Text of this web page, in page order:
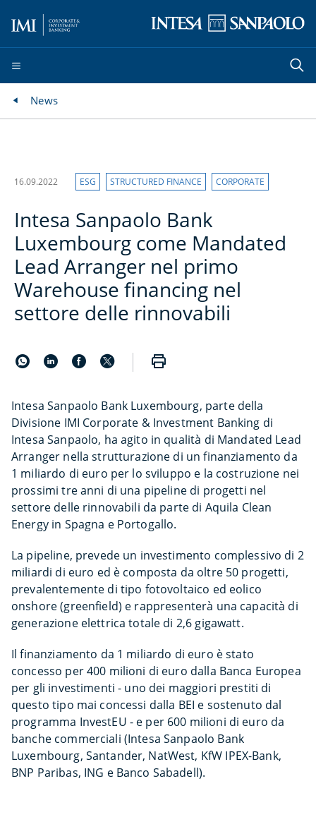
News
16.09.2022 ESG STRUCTURED FINANCE CORPORATE
Intesa Sanpaolo Bank
Luxembourg come Mandated
Lead Arranger nel primo
Warehouse financing nel
settore delle rinnovabili
Intesa Sanpaolo Bank Luxembourg, parte della
Divisione IMI Corporate & Investment Banking di
Intesa Sanpaolo, ha agito in qualità di Mandated Lead
Arranger nella strutturazione di un finanziamento da
1 miliardo di euro per lo sviluppo e la costruzione nei
prossimi tre anni di una pipeline di progetti nel
settore delle rinnovabili da parte di Aquila Clean
Energy in Spagna e Portogallo.
La pipeline, prevede un investimento complessivo di 2
miliardi di euro ed è composta da oltre 50 progetti,
prevalentemente di tipo fotovoltaico ed eolico
onshore (greenfield) e rappresenterà una capacità di
generazione elettrica totale di 2,6 gigawatt.
Il finanziamento da 1 miliardo di euro è stato
concesso per 400 milioni di euro dalla Banca Europea
per gli investimenti - uno dei maggiori prestiti di
questo tipo mai concessi dalla BEI e sostenuto dal
programma InvestEU - e per 600 milioni di euro da
banche commerciali (Intesa Sanpaolo Bank
Luxembourg, Santander, NatWest, KfW IPEX-Bank,
BNP Paribas, ING e Banco Sabadell).